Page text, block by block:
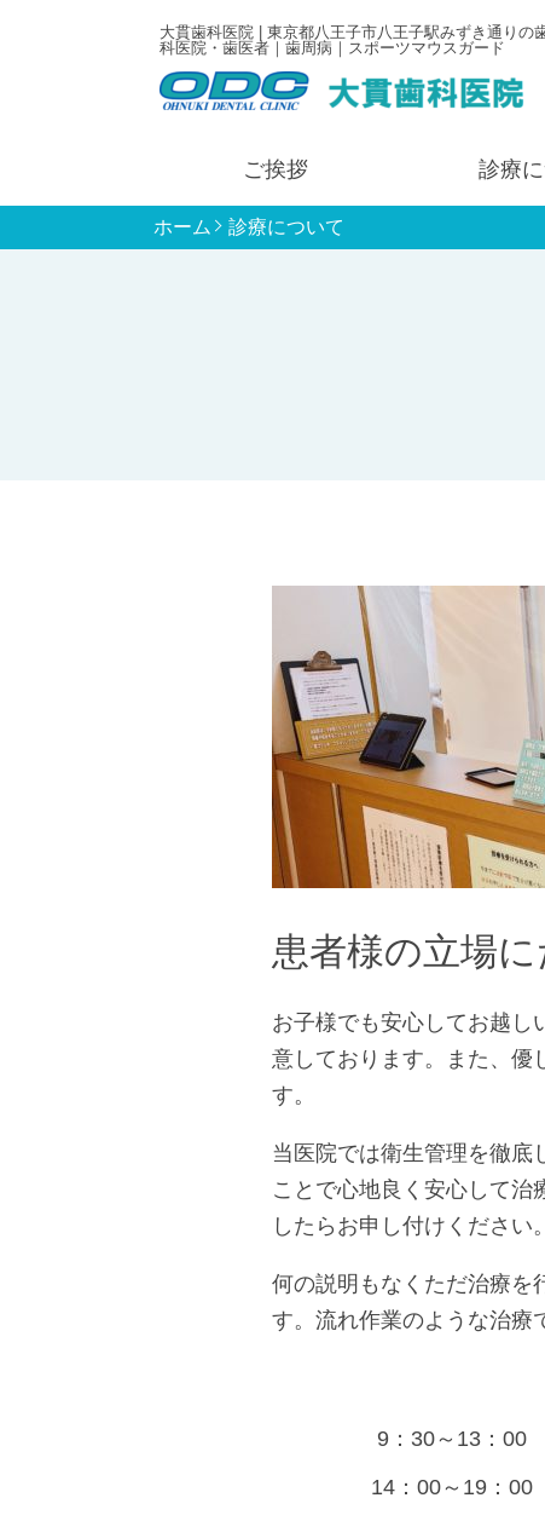
大貫歯科医院 | 東京都八王子市八王子駅みずき通りの
科医院・歯医者｜歯周病｜スポーツマウスガード
ご挨拶 診療
ホーム 診療について
患者様の立場
お子様でも安心してお越し
意しております。また、優
す。
当医院では衛生管理を徹底
ことで心地良く安心して治
したらお申し付けください。
何の説明もなくただ治療を
す。流れ作業のような治療
9：30～13：00
14：00～19：00